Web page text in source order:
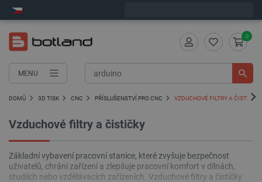
MENU
0
DOMŮ 3D TISK CNC PŘÍSLUŠENSTVÍ PRO CNC VZDUCHOVÉ FILTRY A ČISTIČKY
Vzduchové filtry a čističky
Základní vybavení pracovní stanice, které zvyšuje bezpečnost
uživatelů, chrání zařízení a zlepšuje pracovní komfort v dílnách,
studiích nebo vzdělávacích zařízeních. Vzduchové filtry a čističky